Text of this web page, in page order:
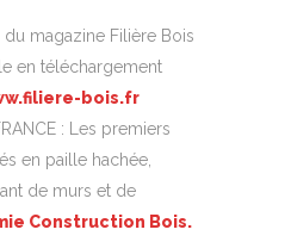
magazine Filière Bois
en téléchargement
bois.fr
: Les premiers
en paille hachée,
de murs et de
Construction Bois.